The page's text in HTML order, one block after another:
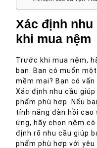
Xác định
khi mua nệm
Trước khi mua nệm,
bạn. Bạn có muốn
mềm mại? Bạn có
Xác định nhu cầu
phẩm phù hợp. Nếu
tính năng đàn hồi cao
ứng, hãy chọn nệm
định rõ nhu cầu giúp
phẩm phù hợp với yêu